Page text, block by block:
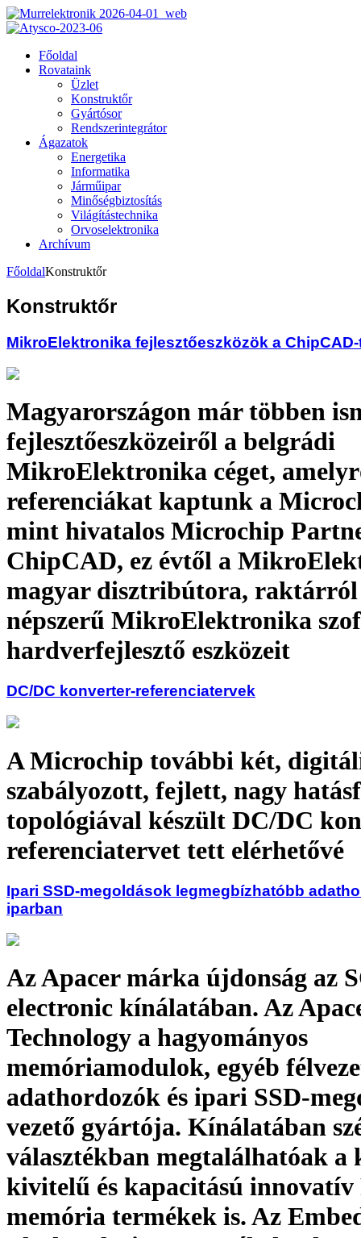
Főoldal
Rovataink
Üzlet
Konstruktőr
Gyártósor
Rendszerintegrátor
Ágazatok
Energetika
Informatika
Járműipar
Minőségbiztosítás
Világítástechnika
Orvoselektronika
Archívum
FőoldalKonstruktőr
Konstruktőr
MikroElektronika fejlesztőeszközök a
Magyarországon már többen
fejlesztőeszközeiről a belgrádi
MikroElektronika céget,
referenciákat kaptunk a
mint hivatalos Microchip
ChipCAD, ez évtől a
magyar disztribútora,
népszerű MikroElektronika
hardverfejlesztő eszközeit
DC/DC konverter-referenciatervek
A Microchip további két,
szabályozott, fejlett, nagy
topológiával készült DC/DC
referenciatervet tett elérhetővé
Ipari SSD-megoldások legmegbízhatóbb
iparban
Az Apacer márka újdonság az
electronic kínálatában. Az
Technology a hagyományos
memóriamodulok, egyéb
adathordozók és ipari SSD-
vezető gyártója. Kínálatában
választékban megtalálhatóak a
kivitelű és kapacitású innovatív
memória termékek is. Az